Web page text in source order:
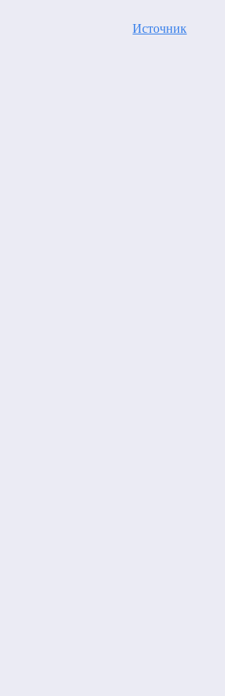
Источник